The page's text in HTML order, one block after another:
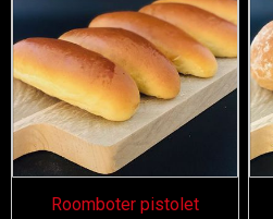
Roomboter pistolet